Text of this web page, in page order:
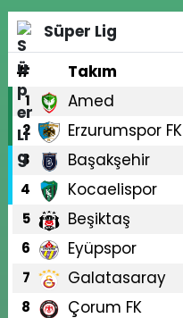
Süper Lig
#
Takım
1 Amed
2 Erzurumspor FK
3 Başakşehir
4 Kocaelispor
5 Beşiktaş
6 Eyüpspor
7 Galatasaray
8 Çorum FK